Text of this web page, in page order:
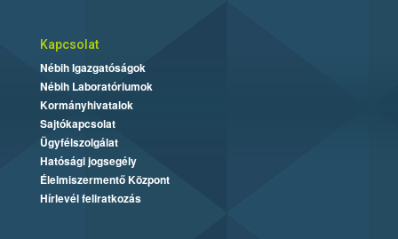
Kapcsolat
Nébih Igazgatóságok
Nébih Laboratóriumok
Kormányhivatalok
Sajtókapcsolat
Ügyfélszolgálat
Hatósági jogsegély
Élelmiszermentő Központ
Hírlevél feliratkozás